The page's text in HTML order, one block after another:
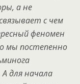
а не
с чем
феномен
мы постепенно
для начала